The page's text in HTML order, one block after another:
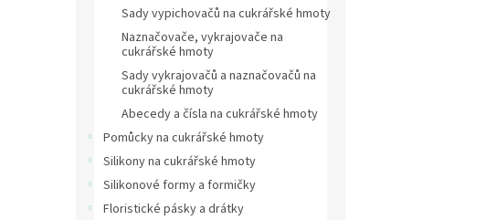
Sady vypichovačů na cukrářské hmoty
Naznačovače, vykrajovače na
cukrářské hmoty
Sady vykrajovačů a naznačovačů na
cukrářské hmoty
Abecedy a čísla na cukrářské hmoty
Pomůcky na cukrářské hmoty
Silikony na cukrářské hmoty
Silikonové formy a formičky
Floristické pásky a drátky